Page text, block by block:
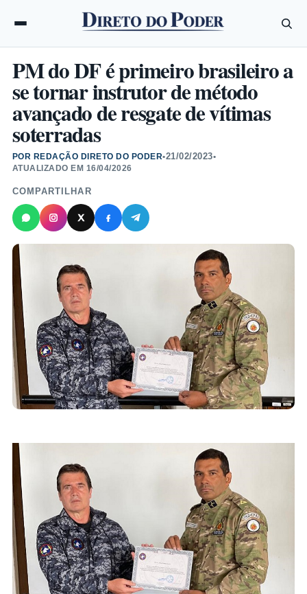
PM do DF é primeiro brasileiro a
se tornar instrutor de método
avançado de resgate de vítimas
soterradas
POR REDAÇÃO DIRETO DO PODER•21/02/2023•
ATUALIZADO EM 16/04/2026
COMPARTILHAR